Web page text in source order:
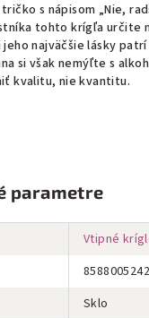
s nápisom „Nie,
tohto krígľa určite
najväčšie lásky
si však nemýľte s
kvalitu, nie kvantitu.
parametre
Vtipné
Sklo